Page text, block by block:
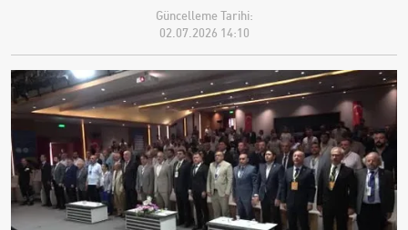
Güncelleme Tarihi:
02.07.2026 14:10